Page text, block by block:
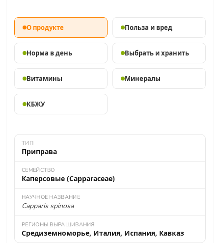
О продукте Польза и вред
Норма в день Выбрать и хранить
Витамины Минералы
КБЖУ
ТИП
Приправа
СЕМЕЙСТВО
Каперсовые (Capparaceae)
НАУЧНОЕ НАЗВАНИЕ
Capparis spinosa
РЕГИОНЫ ВЫРАЩИВАНИЯ
Средиземноморье, Италия, Испания, Кавказ